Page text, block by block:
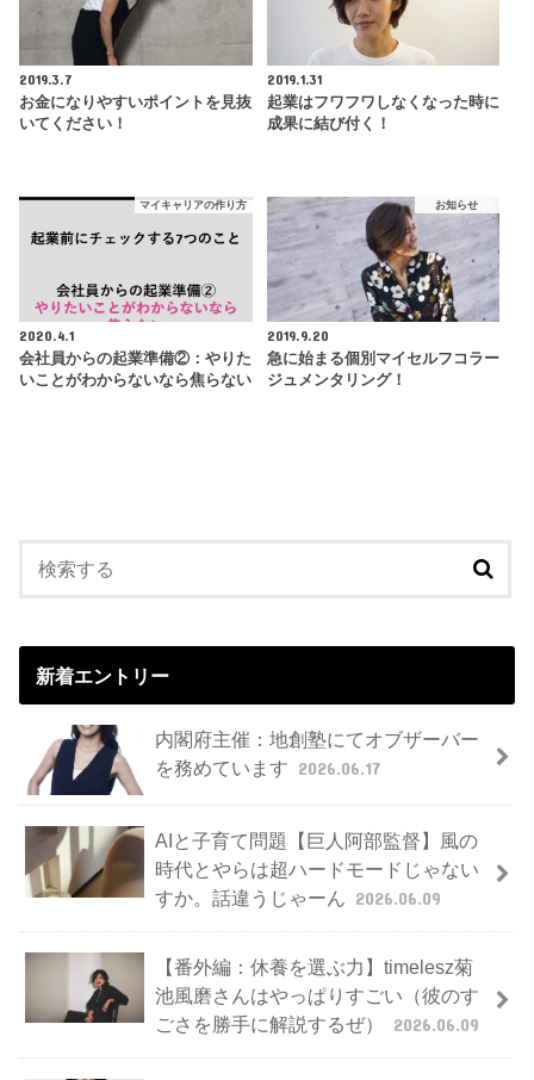
2019.3.7
お金になりやすいポイントを見抜
いてください！
2019.1.31
起業はフワフワしなくなった時に
成果に結び付く！
マイキャリアの作り方
2020.4.1
会社員からの起業準備②：やりた
いことがわからないなら焦らない
お知らせ
2019.9.20
急に始まる個別マイセルフコラー
ジュメンタリング！
新着エントリー
内閣府主催：地創塾にてオブザーバー
を務めています 2026.06.17
AIと子育て問題【巨人阿部監督】風の
時代とやらは超ハードモードじゃない
すか。話違うじゃーん 2026.06.09
【番外編：休養を選ぶ力】timelesz菊
池風磨さんはやっぱりすごい（彼のす
ごさを勝手に解説するぜ）
2026.06.09